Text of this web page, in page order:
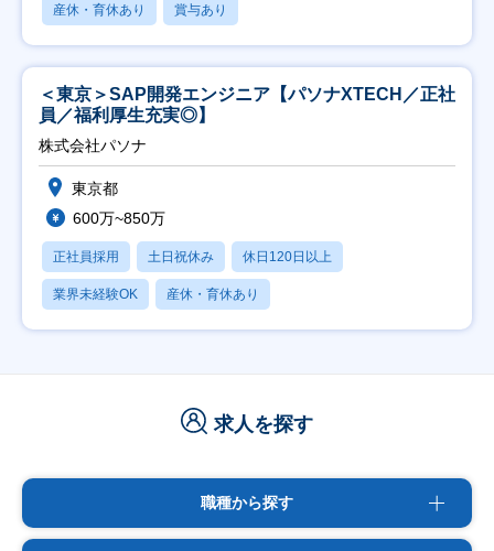
産休・育休あり 賞与あり
＜東京＞SAP開発エンジニア【パソナXTECH／正社
員／福利厚生充実◎】
株式会社パソナ
東京都
600万~850万
正社員採用 土日祝休み 休日120日以上
業界未経験OK 産休・育休あり
求人を探す
職種から探す